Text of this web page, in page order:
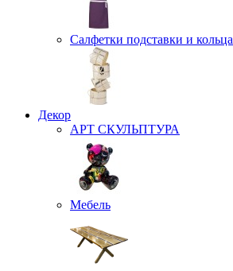
Салфетки подставки и кольца
Декор
АРТ СКУЛЬПТУРА
Мебель